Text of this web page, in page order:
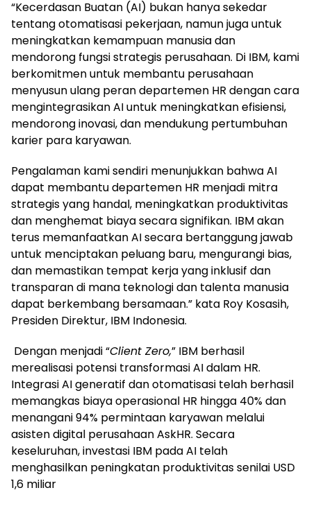
“Kecerdasan Buatan (AI) bukan hanya sekedar
tentang otomatisasi pekerjaan, namun juga untuk
meningkatkan kemampuan manusia dan
mendorong fungsi strategis perusahaan. Di IBM, kami
berkomitmen untuk membantu perusahaan
menyusun ulang peran departemen HR dengan cara
mengintegrasikan AI untuk meningkatkan efisiensi,
mendorong inovasi, dan mendukung pertumbuhan
karier para karyawan.
Pengalaman kami sendiri menunjukkan bahwa AI
dapat membantu departemen HR menjadi mitra
strategis yang handal, meningkatkan produktivitas
dan menghemat biaya secara signifikan. IBM akan
terus memanfaatkan AI secara bertanggung jawab
untuk menciptakan peluang baru, mengurangi bias,
dan memastikan tempat kerja yang inklusif dan
transparan di mana teknologi dan talenta manusia
dapat berkembang bersamaan.” kata Roy Kosasih,
Presiden Direktur, IBM Indonesia.
Dengan menjadi “Client Zero,” IBM berhasil
merealisasi potensi transformasi AI dalam HR.
Integrasi AI generatif dan otomatisasi telah berhasil
memangkas biaya operasional HR hingga 40% dan
menangani 94% permintaan karyawan melalui
asisten digital perusahaan AskHR. Secara
keseluruhan, investasi IBM pada AI telah
menghasilkan peningkatan produktivitas senilai USD
1,6 miliar